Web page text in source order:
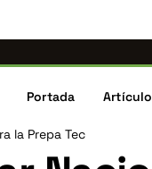
principal
Portada
la Prepa Tec